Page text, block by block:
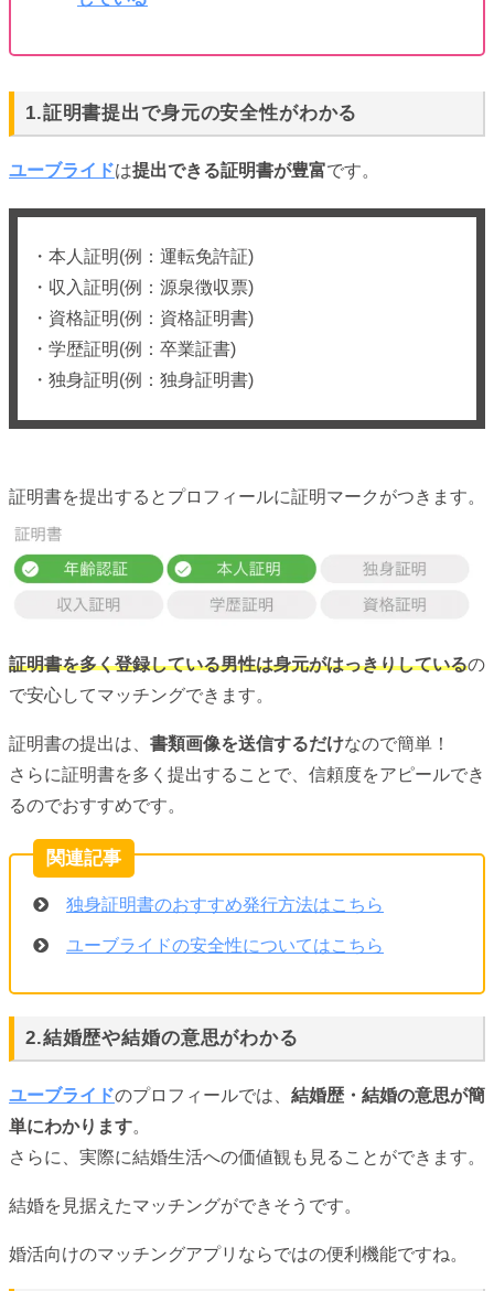
1.証明書提出で身元の安全性がわかる
ユーブライドは提出できる証明書が豊富です。
・本人証明(例：運転免許証)
・収入証明(例：源泉徴収票)
・資格証明(例：資格証明書)
・学歴証明(例：卒業証書)
・独身証明(例：独身証明書)
証明書を提出するとプロフィールに証明マークがつきます。
証明書を多く登録している男性は身元がはっきりしているの
で安心してマッチングできます。
証明書の提出は、 書類画像を送信するだけなので簡単！
さらに証明書を多く提出することで、信頼度をアピールでき
るのでおすすめです。
独身証明書のおすすめ発行方法はこちら
ユーブライドの安全性についてはこちら
2.結婚歴や結婚の意思がわかる
ユーブライドのプロフィールでは、 結婚歴・結婚の意思が簡
単にわかります。
さらに、実際に結婚生活への価値観も見ることができます。
結婚を見据えたマッチングができそうです。
婚活向けのマッチングアプリならではの便利機能ですね。